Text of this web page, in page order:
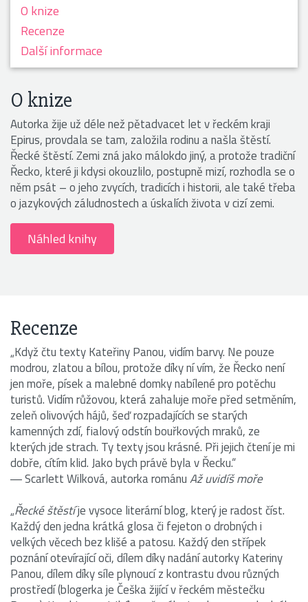
O knize
Recenze
Další informace
O knize
Autorka žije už déle než pětadvacet let v řeckém kraji
Epirus, provdala se tam, založila rodinu a našla štěstí.
Řecké štěstí. Zemi zná jako málokdo jiný, a protože tradiční
Řecko, které ji kdysi okouzlilo, postupně mizí, rozhodla se o
něm psát –⁠ o jeho zvycích, tradicích i historii, ale také třeba
o jazykových záludnostech a úskalích života v cizí zemi.
Náhled knihy
Recenze
„Když čtu texty Kateřiny Panou, vidím barvy. Ne pouze
modrou, zlatou a bílou, protože díky ní vím, že Řecko není
jen moře, písek a malebné domky nabílené pro potěchu
turistů. Vidím růžovou, která zahaluje moře před setměním,
zeleň olivových hájů, šeď rozpadajících se starých
kamenných zdí, fialový odstín bouřkových mraků, ze
kterých jde strach. Ty texty jsou krásné. Při jejich čtení je mi
dobře, cítím klid. Jako bych právě byla v Řecku.“
― Scarlett Wilková, autorka románuAž uvidíš moře
„Řecké štěstíje vysoce literární blog, který je radost číst.
Každý den jedna krátká glosa či fejeton o drobných i
velkých věcech bez klišé a patosu. Každý den střípek
poznání otevírající oči, dílem díky nadání autorky Kateriny
Panou, dílem díky síle plynoucí z kontrastu dvou různých
prostředí (blogerka je Češka žijící v řeckém městečku